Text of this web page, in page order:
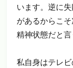
います。逆に
があるからこ
精神状態だと言
私自身はテレ